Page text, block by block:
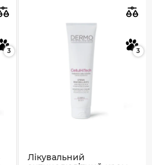
3 3
Лікувальний